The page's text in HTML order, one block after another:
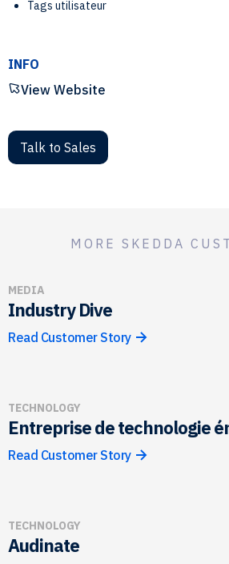
Tags utilisateur
INFO
View Website
Talk to Sales
MORE SKEDDA
MEDIA
Industry Dive
Read Customer Story
TECHNOLOGY
Entreprise de technologie
Read Customer Story
TECHNOLOGY
Audinate